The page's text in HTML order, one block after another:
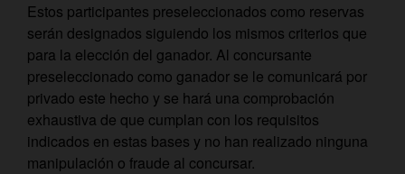
Estos participantes preseleccionados como reservas
serán designados siguiendo los mismos criterios que
para la elección del ganador. Al concursante
preseleccionado como ganador se le comunicará por
privado este hecho y se hará una comprobación
exhaustiva de que cumplan con los requisitos
indicados en estas bases y no han realizado ninguna
manipulación o fraude al concursar.